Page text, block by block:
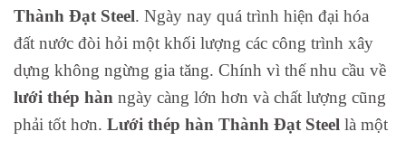
Thành Đạt Steel. Ngày nay quá trình hiện đại hóa
đất nước đòi hỏi một khối lượng các công trình xây
dựng không ngừng gia tăng. Chính vì thế nhu cầu về
lưới thép hàn ngày càng lớn hơn và chất lượng cũng
phải tốt hơn. Lưới thép hàn Thành Đạt Steel là một